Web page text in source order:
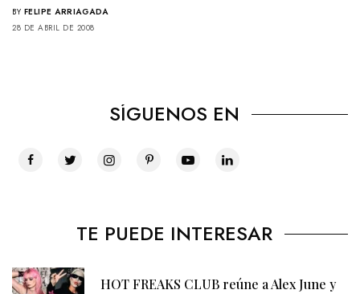
BY FELIPE ARRIAGADA
28 DE ABRIL DE 2008
SÍGUENOS EN
TE PUEDE INTERESAR
HOT FREAKS CLUB reúne a Alex June y